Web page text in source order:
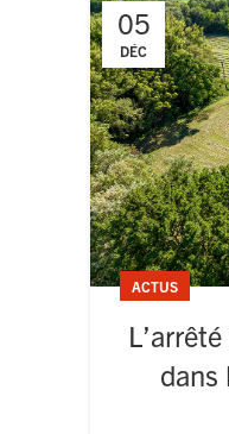
05
DÉC
ACTUS
dans